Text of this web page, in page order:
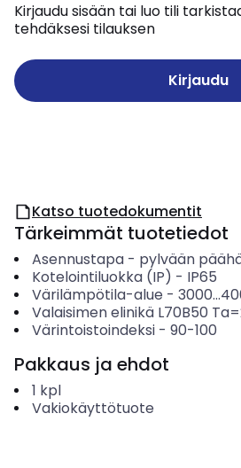
Kirjaudu sisään tai luo tili
tehdäksesi tilauksen
Kirjaudu
Katso tuotedokumentit
Tärkeimmät tuotetiedot
Asennustapa- pylvään
Kotelointiluokka (IP) - IP65
Värilämpötila-alue -
Valaisimen elinikä L70B50
Värintoistoindeksi- 90-100
Pakkaus ja ehdot
1 kpl
Vakiokäyttötuote